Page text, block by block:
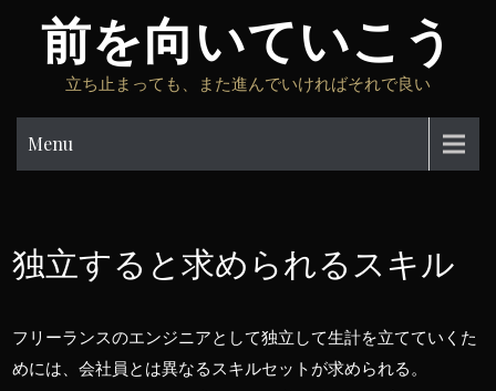
前を向いていこう
立ち止まっても、また進んでいければそれで良い
Menu
独立すると求められるスキル
フリーランスのエンジニアとして独立して生計を立てていくた
めには、会社員とは異なるスキルセットが求められる。